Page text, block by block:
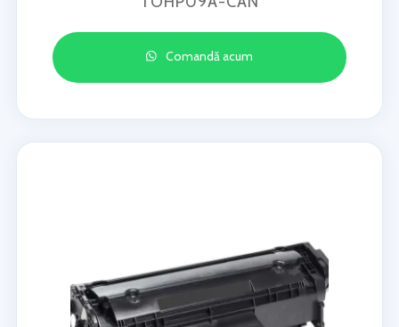
Comandă acum